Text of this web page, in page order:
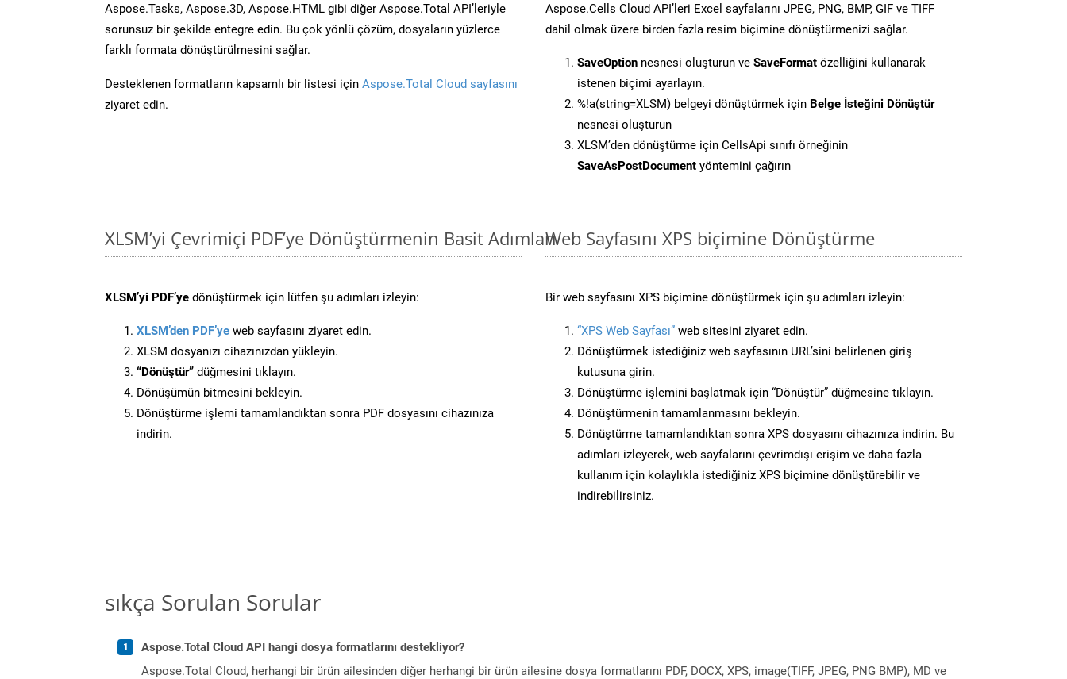
Aspose.Tasks, Aspose.3D, Aspose.HTML gibi diğer Aspose.Total API’leriyle
sorunsuz bir şekilde entegre edin. Bu çok yönlü çözüm, dosyaların yüzlerce
farklı formata dönüştürülmesini sağlar.
Desteklenen formatların kapsamlı bir listesi için Aspose.Total Cloud sayfasını
ziyaret edin.
Aspose.Cells Cloud API’leri Excel sayfalarını JPEG, PNG, BMP, GIF ve TIFF
dahil olmak üzere birden fazla resim biçimine dönüştürmenizi sağlar.
SaveOption nesnesi oluşturun ve SaveFormat özelliğini kullanarak
istenen biçimi ayarlayın.
%!a(string=XLSM) belgeyi dönüştürmek için Belge İsteğini Dönüştür
nesnesi oluşturun
XLSM’den dönüştürme için CellsApi sınıfı örneğinin
SaveAsPostDocument yöntemini çağırın
XLSM’yi Çevrimiçi PDF’ye Dönüştürmenin Basit Adımları
XLSM’yi PDF’ye dönüştürmek için lütfen şu adımları izleyin:
XLSM’den PDF’ye web sayfasını ziyaret edin.
XLSM dosyanızı cihazınızdan yükleyin.
“Dönüştür” düğmesini tıklayın.
Dönüşümün bitmesini bekleyin.
Dönüştürme işlemi tamamlandıktan sonra PDF dosyasını cihazınıza
indirin.
Web Sayfasını XPS biçimine Dönüştürme
Bir web sayfasını XPS biçimine dönüştürmek için şu adımları izleyin:
“XPS Web Sayfası” web sitesini ziyaret edin.
Dönüştürmek istediğiniz web sayfasının URL’sini belirlenen giriş
kutusuna girin.
Dönüştürme işlemini başlatmak için “Dönüştür” düğmesine tıklayın.
Dönüştürmenin tamamlanmasını bekleyin.
Dönüştürme tamamlandıktan sonra XPS dosyasını cihazınıza indirin. Bu
adımları izleyerek, web sayfalarını çevrimdışı erişim ve daha fazla
kullanım için kolaylıkla istediğiniz XPS biçimine dönüştürebilir ve
indirebilirsiniz.
sıkça Sorulan Sorular
Aspose.Total Cloud API hangi dosya formatlarını destekliyor?
Aspose.Total Cloud, herhangi bir ürün ailesinden diğer herhangi bir ürün ailesine dosya formatlarını PDF, DOCX, XPS, image(TIFF, JPEG, PNG BMP), MD ve